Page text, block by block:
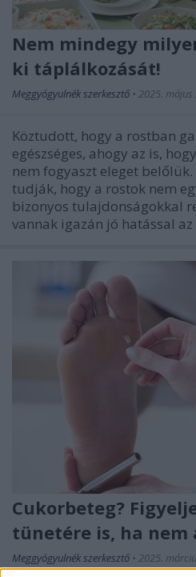
Nem mindegy
ki táplálkozását!
Meggyógyulnék szerkesztő • 2025. május
Köztudott, hogy a rostban
egészséges, ahogy az is,
nem fogyaszt eleget belőlük.
tudják, hogy a rostok nem
bizonyos tulajdonságokkal
vannak igazán jó hatással
Cukorbeteg?
tünetére is, ha
Meggyógyulnék szerkesztő • 2025.